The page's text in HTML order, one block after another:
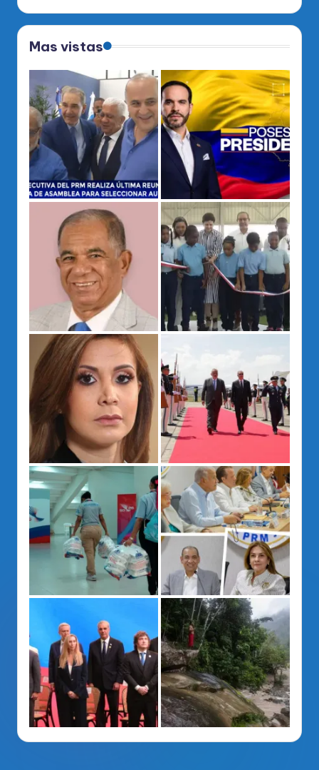
Mas vistas